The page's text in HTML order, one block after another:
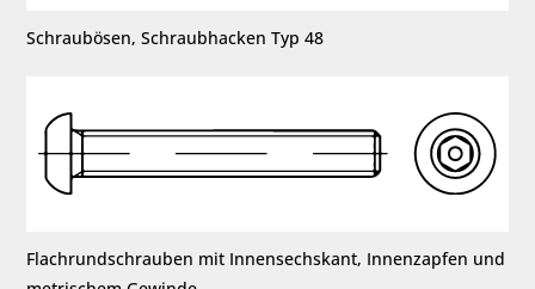
Schraubösen, Schraubhacken Typ 48
Flachrundschrauben mit Innensechskant, Innenzapfen und